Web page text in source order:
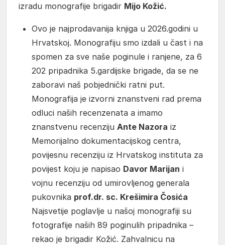
izradu monografije brigadir Mijo Kožić.
Ovo je najprodavanija knjiga u 2026.godini u
Hrvatskoj. Monografiju smo izdali u čast i na
spomen za sve naše poginule i ranjene, za 6
202 pripadnika 5.gardijske brigade, da se ne
zaboravi naš pobjednički ratni put.
Monografija je izvorni znanstveni rad prema
odluci naših recenzenata a imamo
znanstvenu recenziju Ante Nazora iz
Memorijalno dokumentacijskog centra,
povijesnu recenziju iz Hrvatskog instituta za
povijest koju je napisao Davor Marijan i
vojnu recenziju od umirovljenog generala
pukovnika prof.dr. sc. Krešimira Čosića
Najsvetije poglavlje u našoj monografiji su
fotografije naših 89 poginulih pripadnika –
rekao je brigadir Kožić. Zahvalnicu na